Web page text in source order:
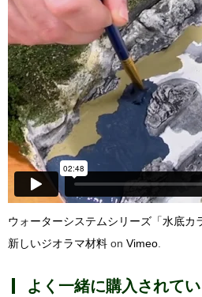
ウォーターシステムシリーズ「水底カ
新しいジオラマ材料 on Vimeo
よく一緒に購入されて